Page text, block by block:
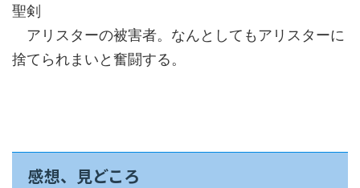
聖剣
アリスターの被害者。なんとしてもアリスターに
捨てられまいと奮闘する。
感想、見どころ